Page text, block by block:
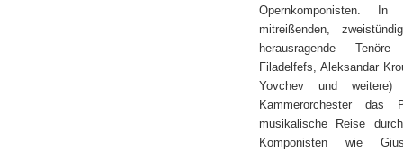
Opernkomponisten.
mitreißenden,
herausragende
Filadelfefs, Aleksandar
Yovchev und weitere)
Kammerorchester
musikalische Reise
Komponisten wie